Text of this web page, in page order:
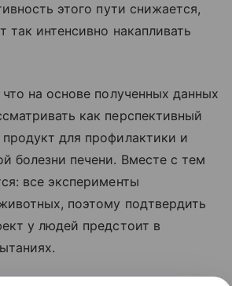
этого пути снижается,
так интенсивно накапливать
на основе полученных данных
как перспективный
для профилактики и
болезни печени. Вместе с тем
все эксперименты
поэтому подтвердить
у людей предстоит в